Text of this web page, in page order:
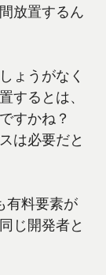
放置するん
ょうがなく
するとは、
すかね？
は必要だと
有料要素が
じ開発者と